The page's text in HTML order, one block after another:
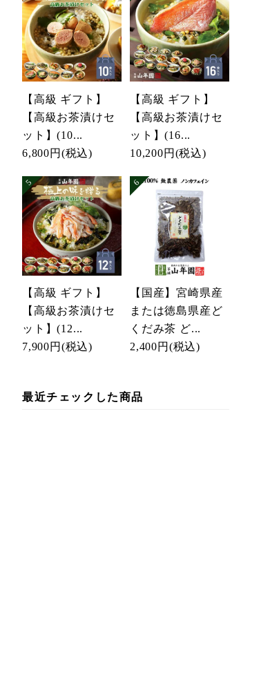
【高級 ギフト】
【高級お茶漬けセ
ット】(10...
6,800円 (税込)
【高級 ギフト】
【高級お茶漬けセ
ット】(16...
10,200円 (税込)
【高級 ギフト】
【高級お茶漬けセ
ット】(12...
7,900円 (税込)
【国産】宮崎県産
または徳島県産ど
くだみ茶 ど...
2,400円 (税込)
最近チェックした商品